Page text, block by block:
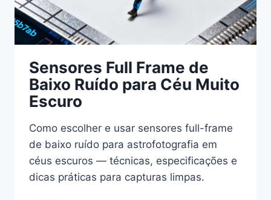
Sensores Full Frame de
Baixo Ruído para Céu Muito
Escuro
Como escolher e usar sensores full-frame
de baixo ruído para astrofotografia em
céus escuros — técnicas, especificações e
dicas práticas para capturas limpas.